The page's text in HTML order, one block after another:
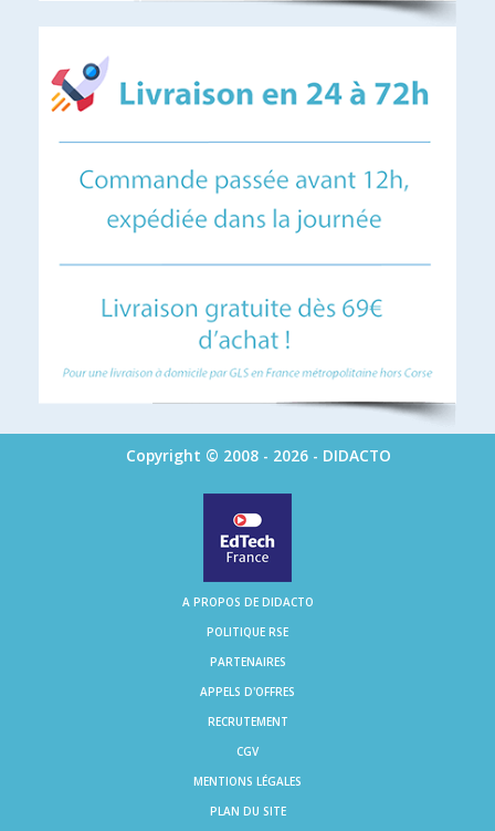
Copyright © 2008 - 2026 - DIDACTO
A PROPOS DE DIDACTO
POLITIQUE RSE
PARTENAIRES
APPELS D'OFFRES
RECRUTEMENT
CGV
MENTIONS LÉGALES
PLAN DU SITE